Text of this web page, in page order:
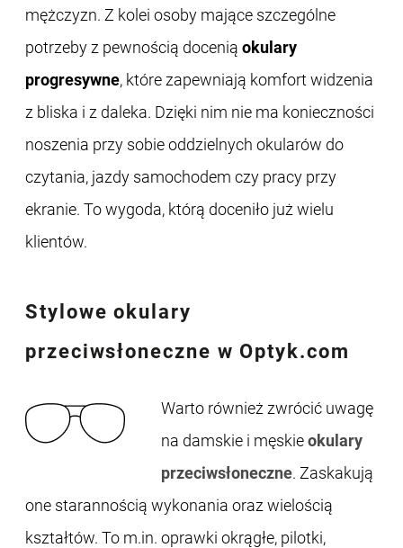
mężczyzn. Z kolei osoby mające szczególne
potrzeby z pewnością docenią okulary
progresywne, które zapewniają komfort widzenia
z bliska i z daleka. Dzięki nim nie ma konieczności
noszenia przy sobie oddzielnych okularów do
czytania, jazdy samochodem czy pracy przy
ekranie. To wygoda, którą doceniło już wielu
klientów.
Styloweokulary
przeciwsłoneczne w Optyk.com
Warto również zwrócić uwagę
na damskie i męskieokulary
przeciwsłoneczne. Zaskakują
one starannością wykonania oraz wielością
kształtów. To m.in. oprawki okrągłe, pilotki,